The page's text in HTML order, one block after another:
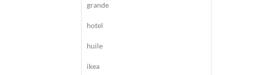
grande
hotel
huile
ikea